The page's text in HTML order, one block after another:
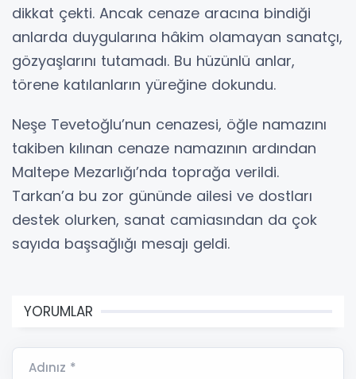
dikkat çekti. Ancak cenaze aracına bindiği
anlarda duygularına hâkim olamayan sanatçı,
gözyaşlarını tutamadı. Bu hüzünlü anlar,
törene katılanların yüreğine dokundu.
Neşe Tevetoğlu’nun cenazesi, öğle namazını
takiben kılınan cenaze namazının ardından
Maltepe Mezarlığı’nda toprağa verildi.
Tarkan’a bu zor gününde ailesi ve dostları
destek olurken, sanat camiasından da çok
sayıda başsağlığı mesajı geldi.
YORUMLAR
Adınız *